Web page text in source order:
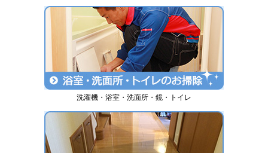
洗濯機・浴室・洗面所・鏡・トイレ